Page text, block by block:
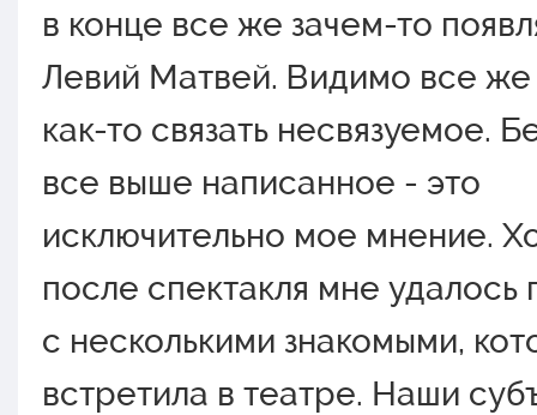
в конце все же зачем-то
Левий Матвей. Видимо все
как-то связать несвязуемое.
все выше написанное - это
исключительно мое мнение.
после спектакля мне удалось
с несколькими знакомыми,
встретила в театре. Наши